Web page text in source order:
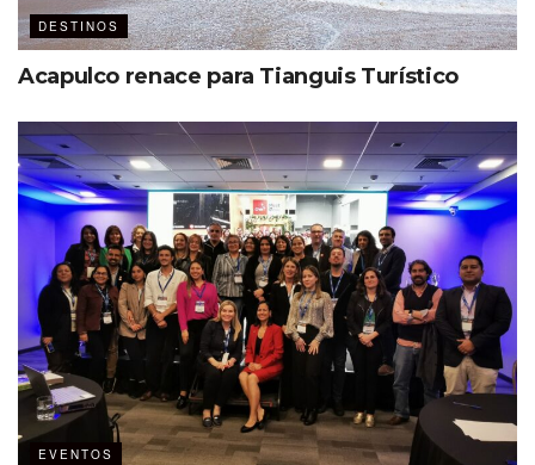
DESTINOS
Acapulco renace para Tianguis Turístico
EVENTOS